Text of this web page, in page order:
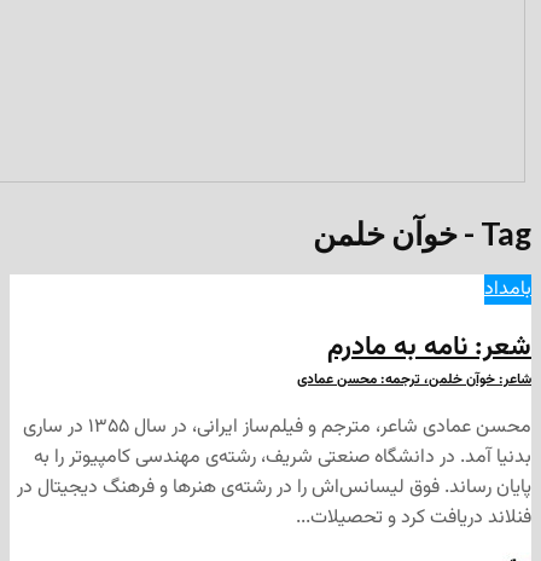
به مادرم
ترجمه: محسن عمادی
محسن عمادی شاعر، مترجم و فیلم‌ساز ایرانی، در سال ۱۳۵۵ در ساری
دانشگاه صنعتی شریف، رشته‌ی مهندسی کامپیوتر را به
فوق لیسانس‌اش را در رشته‌ی هنرها و فرهنگ دیجیتال در
کرد و تحصیلات...